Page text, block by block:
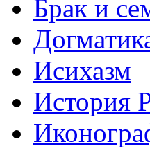
Брак и
Исихазм
История